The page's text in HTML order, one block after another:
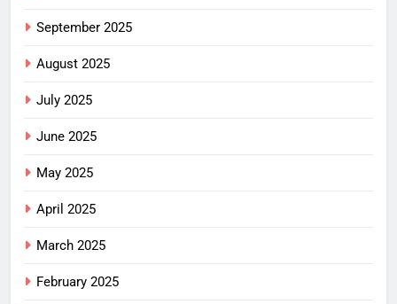
September 2025
August 2025
July 2025
June 2025
May 2025
April 2025
March 2025
February 2025